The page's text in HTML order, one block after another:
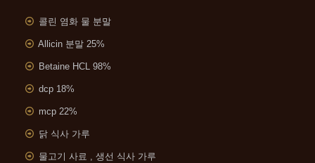
콜린 염화 물 분말
Allicin 분말 25%
Betaine HCL 98%
dcp 18%
mcp 22%
닭 식사 가루
물고기 사료 , 생선 식사 가루